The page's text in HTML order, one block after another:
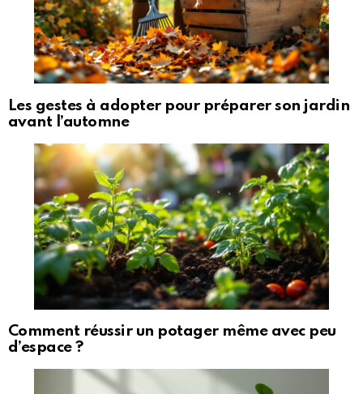
Les gestes à adopter pour préparer son jardin
avant l’automne
Comment réussir un potager même avec peu
d’espace ?